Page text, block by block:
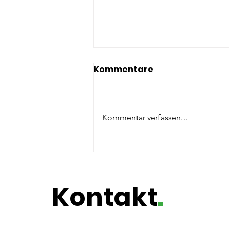
Kommentare
Kommentar verfassen...
Kontakt.